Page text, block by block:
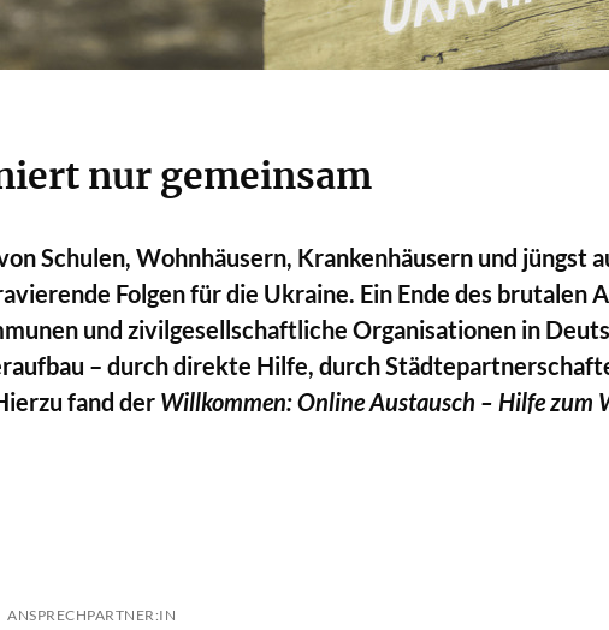
nur gemeinsam
Schulen, Wohnhäusern, Krankenhäusern und jüngst
Folgen für die Ukraine. Ein Ende des brutalen
und zivilgesellschaftliche Organisationen in
– durch direkte Hilfe, durch
fand der Willkommen: Online Austausch – Hilfe zum
ANSPRECHPARTNER:IN